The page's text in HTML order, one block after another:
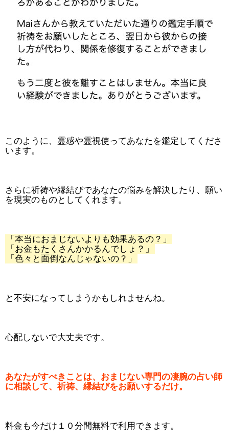
このように、霊感や霊視使ってあなたを鑑定してくださ
います。
さらに祈祷や縁結びであなたの悩みを解決したり、願い
を現実のものとしてくれます。
「本当におまじないよりも効果あるの？」
「お金もたくさんかかるんでしょ？」
「色々と面倒なんじゃないの？」
と不安になってしまうかもしれませんね。
心配しないで大丈夫です。
あなたがすべきことは、おまじない専門の凄腕の占い師
に相談して、祈祷、縁結びをお願いするだけ。
料金も今だけ１０分間無料で利用できます。